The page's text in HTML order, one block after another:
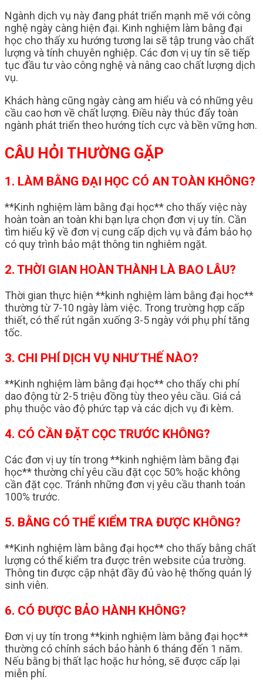
Ngành dịch vụ này đang phát triển mạnh mẽ với công
nghệ ngày càng hiện đại. Kinh nghiệm làm bằng đại
học cho thấy xu hướng tương lai sẽ tập trung vào chất
lượng và tính chuyên nghiệp. Các đơn vị uy tín sẽ tiếp
tục đầu tư vào công nghệ và nâng cao chất lượng dịch
vụ.
Khách hàng cũng ngày càng am hiểu và có những yêu
cầu cao hơn về chất lượng. Điều này thúc đẩy toàn
ngành phát triển theo hướng tích cực và bền vững hơn.
CÂU HỎI THƯỜNG GẶP
1. LÀM BẰNG ĐẠI HỌC CÓ AN TOÀN KHÔNG?
**Kinh nghiệm làm bằng đại học** cho thấy việc này
hoàn toàn an toàn khi bạn lựa chọn đơn vị uy tín. Cần
tìm hiểu kỹ về đơn vị cung cấp dịch vụ và đảm bảo họ
có quy trình bảo mật thông tin nghiêm ngặt.
2. THỜI GIAN HOÀN THÀNH LÀ BAO LÂU?
Thời gian thực hiện **kinh nghiệm làm bằng đại học**
thường từ 7-10 ngày làm việc. Trong trường hợp cấp
thiết, có thể rút ngắn xuống 3-5 ngày với phụ phí tăng
tốc.
3. CHI PHÍ DỊCH VỤ NHƯ THẾ NÀO?
**Kinh nghiệm làm bằng đại học** cho thấy chi phí
dao động từ 2-5 triệu đồng tùy theo yêu cầu. Giá cả
phụ thuộc vào độ phức tạp và các dịch vụ đi kèm.
4. CÓ CẦN ĐẶT CỌC TRƯỚC KHÔNG?
Các đơn vị uy tín trong **kinh nghiệm làm bằng đại
học** thường chỉ yêu cầu đặt cọc 50% hoặc không
cần đặt cọc. Tránh những đơn vị yêu cầu thanh toán
100% trước.
5. BẰNG CÓ THỂ KIỂM TRA ĐƯỢC KHÔNG?
**Kinh nghiệm làm bằng đại học** cho thấy bằng chất
lượng có thể kiểm tra được trên website của trường.
Thông tin được cập nhật đầy đủ vào hệ thống quản lý
sinh viên.
6. CÓ ĐƯỢC BẢO HÀNH KHÔNG?
Đơn vị uy tín trong **kinh nghiệm làm bằng đại học**
thường có chính sách bảo hành 6 tháng đến 1 năm.
Nếu bằng bị thất lạc hoặc hư hỏng, sẽ được cấp lại
miễn phí.